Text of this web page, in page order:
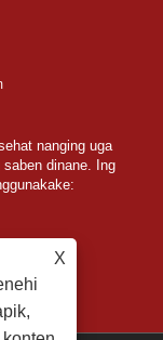
X
nanging uga
dinane. Ing